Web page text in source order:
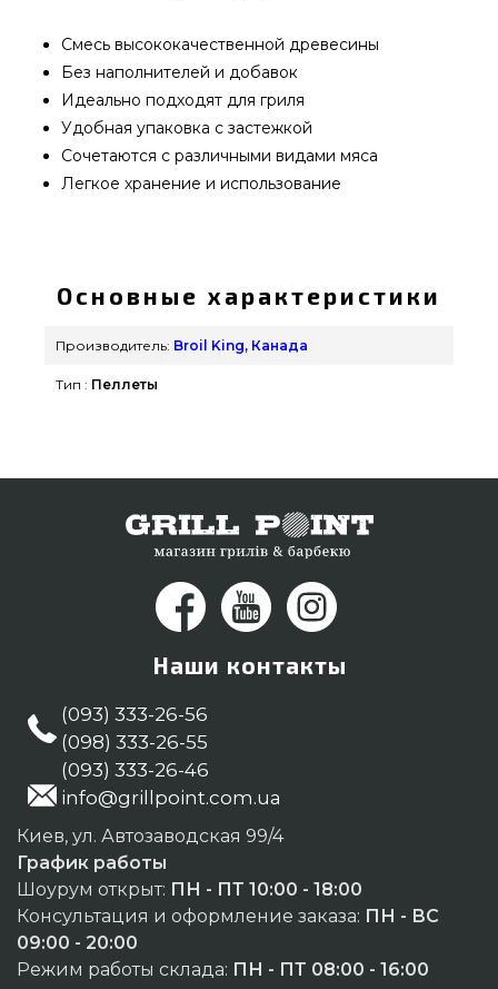
Смесь высококачественной древесины
Без наполнителей и добавок
Идеально подходят для гриля
Удобная упаковка с застежкой
Сочетаются с различными видами мяса
Легкое хранение и использование
производителя Broil King, Канада по нормальной
цене всего 1 890 грн. в каталоге интернет
магазина грилей Гриль Поинт. Самые лучшие
интернет каталоге Гриль Поинт. Наберите прямо
жителям регионов: Черновцы, Запорожье, Львов
Основные характеристики
Производитель: Broil King, Канада
Тип : Пеллеты
Наши контакты
(093) 333-26-56
(098) 333-26-55
(093) 333-26-46
info@grillpoint.com.ua
Киев, ул. Автозаводская 99/4
График работы
Шоурум открыт: ПН - ПТ 10:00 - 18:00
Консультация и оформление заказа: ПН - ВС
09:00 - 20:00
Режим работы склада: ПН - ПТ 08:00 - 16:00